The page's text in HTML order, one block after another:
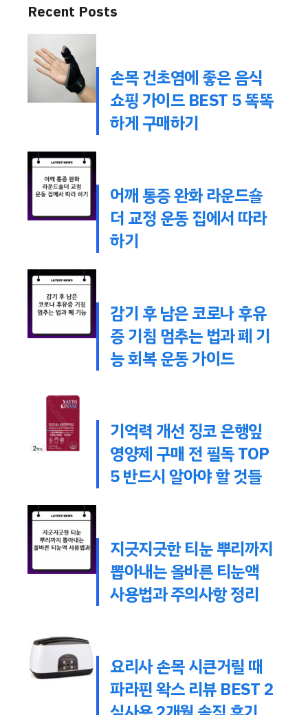
Recent Posts
손목 건초염에 좋은 음식
쇼핑 가이드 BEST 5 똑똑
하게 구매하기
어깨 통증 완화 라운드숄
더 교정 운동 집에서 따라
하기
감기 후 남은 코로나 후유
증 기침 멈추는 법과 폐 기
능 회복 운동 가이드
기억력 개선 징코 은행잎
영양제 구매 전 필독 TOP
5 반드시 알아야 할 것들
지긋지긋한 티눈 뿌리까지
뽑아내는 올바른 티눈액
사용법과 주의사항 정리
요리사 손목 시큰거릴 때
파라핀 왁스 리뷰 BEST 2